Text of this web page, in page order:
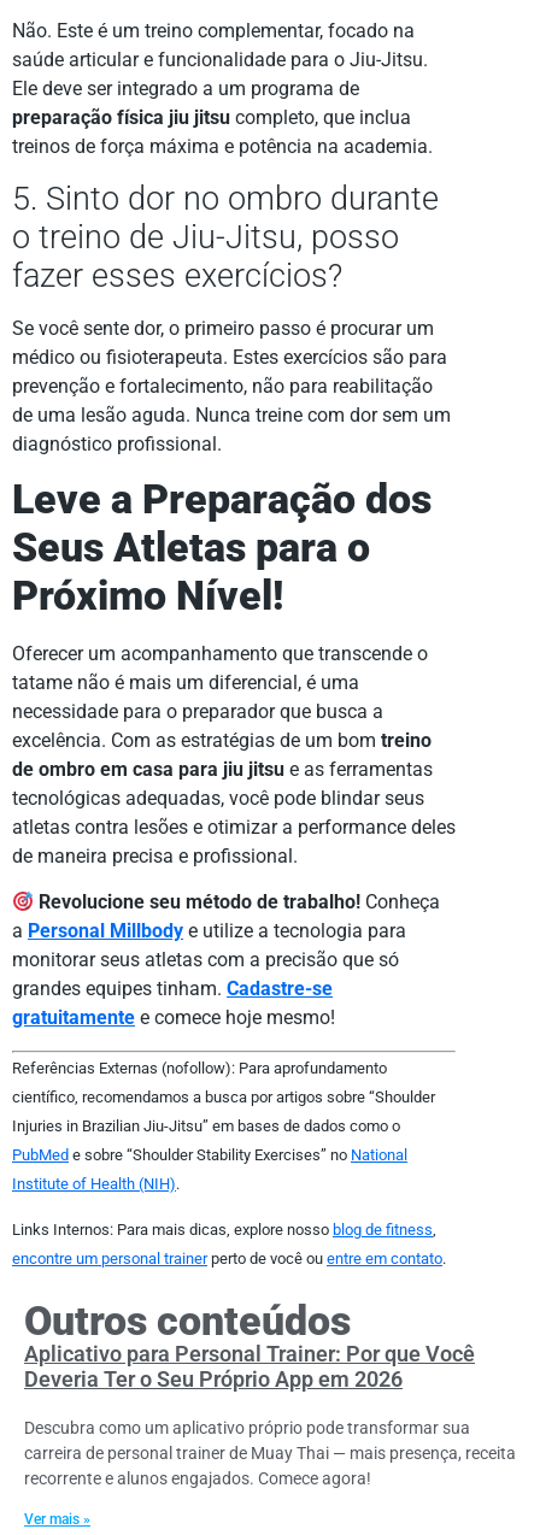
Não. Este é um treino complementar, focado na
saúde articular e funcionalidade para o Jiu-Jitsu.
Ele deve ser integrado a um programa de
preparação física jiu jitsu completo, que inclua
treinos de força máxima e potência na academia.
5. Sinto dor no ombro durante
o treino de Jiu-Jitsu, posso
fazer esses exercícios?
Se você sente dor, o primeiro passo é procurar um
médico ou fisioterapeuta. Estes exercícios são para
prevenção e fortalecimento, não para reabilitação
de uma lesão aguda. Nunca treine com dor sem um
diagnóstico profissional.
Leve a Preparação dos
Seus Atletas para o
Próximo Nível!
Oferecer um acompanhamento que transcende o
tatame não é mais um diferencial, é uma
necessidade para o preparador que busca a
excelência. Com as estratégias de um bom treino
de ombro em casa para jiu jitsu e as ferramentas
tecnológicas adequadas, você pode blindar seus
atletas contra lesões e otimizar a performance deles
de maneira precisa e profissional.
Revolucione seu método de trabalho! Conheça
a Personal Millbody e utilize a tecnologia para
monitorar seus atletas com a precisão que só
grandes equipes tinham. Cadastre-se
gratuitamente e comece hoje mesmo!
Referências Externas (nofollow): Para aprofundamento
científico, recomendamos a busca por artigos sobre “Shoulder
Injuries in Brazilian Jiu-Jitsu” em bases de dados como o
PubMed e sobre “Shoulder Stability Exercises” no National
Institute of Health (NIH).
Links Internos: Para mais dicas, explore nosso blog de fitness,
encontre um personal trainerperto de você ou entre em contato.
Outros conteúdos
Aplicativo para Personal Trainer: Por que Você
Deveria Ter o Seu Próprio App em 2026
Descubra como um aplicativo próprio pode transformar sua
carreira de personal trainer de Muay Thai — mais presença, receita
recorrente e alunos engajados. Comece agora!
Ver mais »